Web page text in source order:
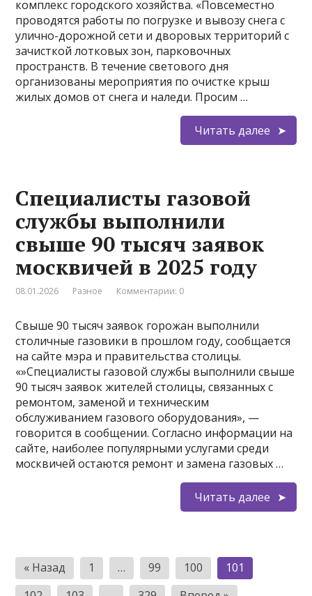
комплекс городского хозяйства. «Повсеместно
проводятся работы по погрузке и вывозу снега с
улично-дорожной сети и дворовых территорий с
зачисткой лотковых зон, парковочных
пространств. В течение светового дня
организованы мероприятия по очистке крыш
жилых домов от снега и наледи. Просим …
Читать далее
Специалисты газовой
службы выполнили
свыше 90 тысяч заявок
москвичей в 2025 году
08.01.2026 Разное Комментарии: 0
Свыше 90 тысяч заявок горожан выполнили
столичные газовики в прошлом году, сообщается
на сайте мэра и правительства столицы.
«»Специалисты газовой службы выполнили свыше
90 тысяч заявок жителей столицы, связанных с
ремонтом, заменой и техническим
обслуживанием газового оборудования», —
говорится в сообщении. Согласно информации на
сайте, наиболее популярными услугами среди
москвичей остаются ремонт и замена газовых …
Читать далее
Пагинация
записей
« Назад 1 … 99 100
101